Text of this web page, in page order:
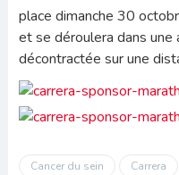
place dimanche 30
et se déroulera dans
décontractée sur une
Cancer du sein Carrera